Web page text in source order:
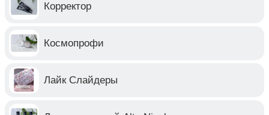
Корректор
Космопрофи
Лайк Слайдеры